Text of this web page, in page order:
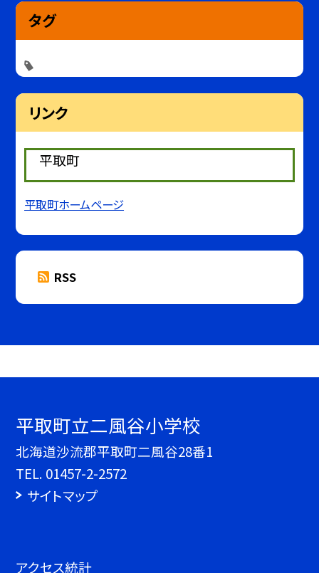
タグ
リンク
平取町
平取町ホームページ
RSS
平取町立二風谷小学校
北海道沙流郡平取町二風谷28番1
TEL. 01457-2-2572
サイトマップ
アクセス統計